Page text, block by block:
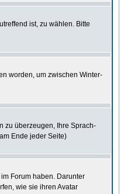
ist, zu wählen. Bitte
worden, um zwischen Winter-
zu überzeugen, Ihre Sprach-
Ende jeder Seite)
Forum haben. Darunter
wie sie ihren Avatar